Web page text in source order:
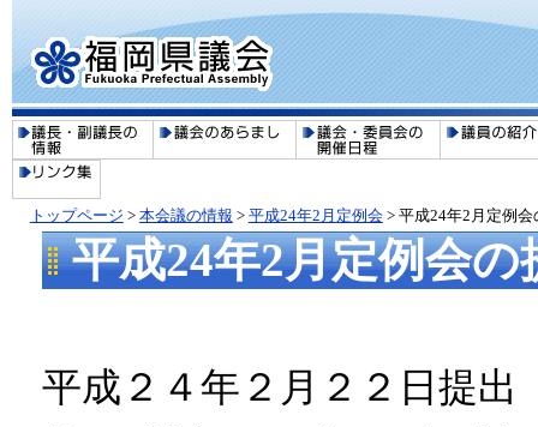
トップページ > 本会議の情報 > 平成24年2月定例会> 平成24年2月定例会
平成24年2月定例会の
平成２４年２月２２日提出